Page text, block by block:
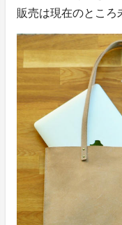
販売は現在のところ